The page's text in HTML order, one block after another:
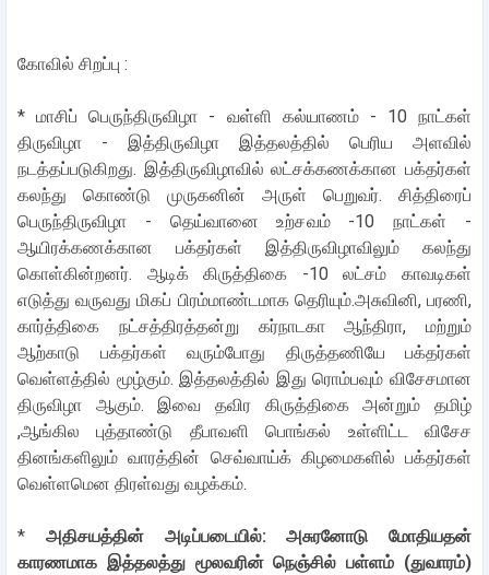
கோவில் சிறப்பு :
* மாசிப் பெருந்திருவிழா - வள்ளி கல்யாணம் - 10 நாட்கள்
திருவிழா - இத்திருவிழா இத்தலத்தில் பெரிய அளவில்
நடத்தப்படுகிறது. இத்திருவிழாவில் லட்சக்கணக்கான பக்தர்கள்
கலந்து கொண்டு முருகனின் அருள் பெறுவர். சித்திரைப்
பெருந்திருவிழா - தெய்வானை உற்சவம் -10 நாட்கள் -
ஆயிரக்கணக்கான பக்தர்கள் இத்திருவிழாவிலும் கலந்து
கொள்கின்றனர். ஆடிக் கிருத்திகை -10 லட்சம் காவடிகள்
எடுத்து வருவது மிகப் பிரம்மாண்டமாக தெரியும்.அசுவினி, பரணி,
கார்த்திகை நட்சத்திரத்தன்று கர்நாடகா ஆந்திரா, மற்றும்
ஆற்காடு பக்தர்கள் வரும்போது திருத்தணியே பக்தர்கள்
வெள்ளத்தில் மூழ்கும். இத்தலத்தில் இது ரொம்பவும் விசேசமான
திருவிழா ஆகும். இவை தவிர கிருத்திகை அன்றும் தமிழ்
,ஆங்கில புத்தாண்டு தீபாவளி பொங்கல் உள்ளிட்ட விசேச
தினங்களிலும் வாரத்தின் செவ்வாய்க் கிழமைகளில் பக்தர்கள்
வெள்ளமென திரள்வது வழக்கம்.
* அதிசயத்தின் அடிப்படையில்: அசுரனோடு மோதியதன்
காரணமாக இத்தலத்து மூலவரின் நெஞ்சில் பள்ளம் (துவாரம்)